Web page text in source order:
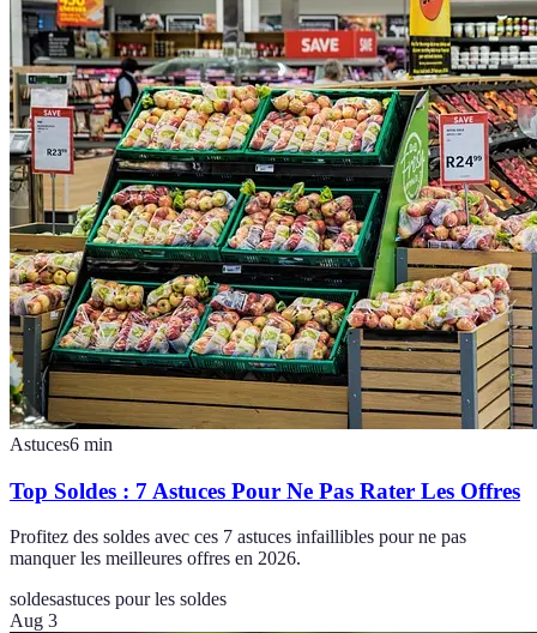
Astuces6 min
Top Soldes : 7 Astuces Pour Ne Pas Rater Les Offres
Profitez des soldes avec ces 7 astuces infaillibles pour ne pas
manquer les meilleures offres en 2026.
soldesastuces pour les soldes
Aug 3